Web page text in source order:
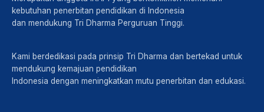
kebutuhan penerbitan pendidikan di Indonesia
dan mendukung Tri Dharma Perguruan Tinggi.
Kami berdedikasi pada prinsip Tri Dharma dan bertekad untuk
mendukung kemajuan pendidikan
Indonesia dengan meningkatkan mutu penerbitan dan edukasi.